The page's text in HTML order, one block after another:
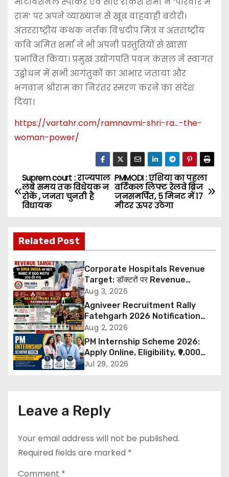
राम’ पर अपने व्याख्यान से खूब वाहवाही बटोरी।
अंतरराष्ट्रीय कथक नर्तक विश्वदीप मित्र व अंतराष्ट्रीय
कवि अमित शर्मा ने भी अपनी प्रस्तुतियों से खासा
प्रभावित किया। प्रमुख उद्योगपति पवन कंसल ने स्वागत
उद्बोधन में सभी आगंतुकों का आभार जताया और
भगवान श्रीराम का निरंतर स्मरण करने का संदेश
दिया।
https://vartahr.com/ramnavmi-shri-ra…-the-
woman-power/
P
o
t
n
a
v
i
g
o
PMMODI : एशिया का पहला
वर्टिकल लिफ्ट रेलवे ब्रिज
जनसमर्पित, 5 मिनट में 17
मीटर ऊपर उठेगा
Suprem court : राज्यपाल
लंबे समय तक विधेयक न
रोकें , जनता चुनती है
विधायक
Related Post
Corporate Hospitals Revenue
Target: डॉक्टरों पर Revenue
Targets थोपने के खिलाफ DMA India
का बड़ा कदम, NHRC से Suo Motu जांच
की मांग
Aug 3, 2026
Agniveer Recruitment Rally
Fatehgarh 2026 Notification
Out – Rajput Regimental Centre
Rally Schedule, Eligibility,
Documents & Selection Process
Aug 2, 2026
PM Internship Scheme 2026:
Apply Online, Eligibility, ₹9,000
Stipend, Benefits, Selection
Jul 29, 2026
Leave a Reply
Your email address will not be published.
Required fields are marked *
Comment *